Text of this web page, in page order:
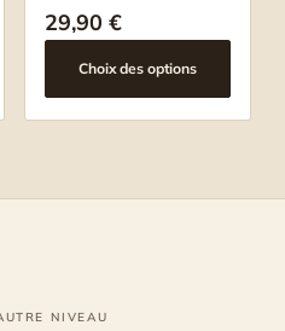
29,90 €
Choix des options
NIVEAU